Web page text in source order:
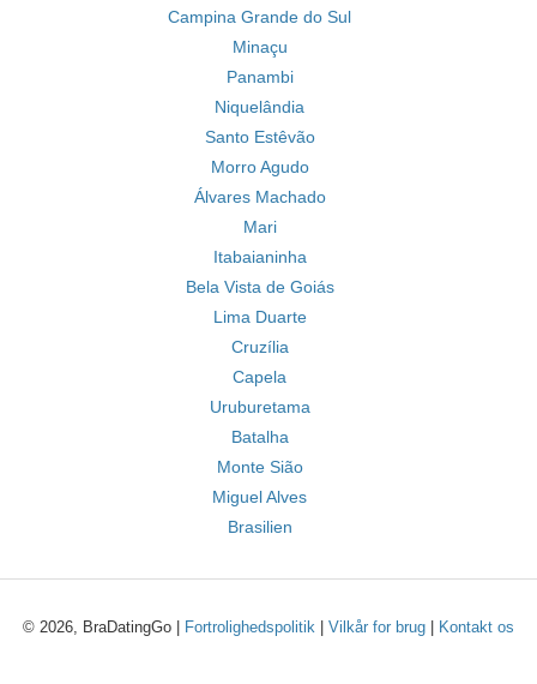
Campina Grande do Sul
Minaçu
Panambi
Niquelândia
Santo Estêvão
Morro Agudo
Álvares Machado
Mari
Itabaianinha
Bela Vista de Goiás
Lima Duarte
Cruzília
Capela
Uruburetama
Batalha
Monte Sião
Miguel Alves
Brasilien
© 2026, BraDatingGo | Fortrolighedspolitik Vilkår for brug Kontakt os